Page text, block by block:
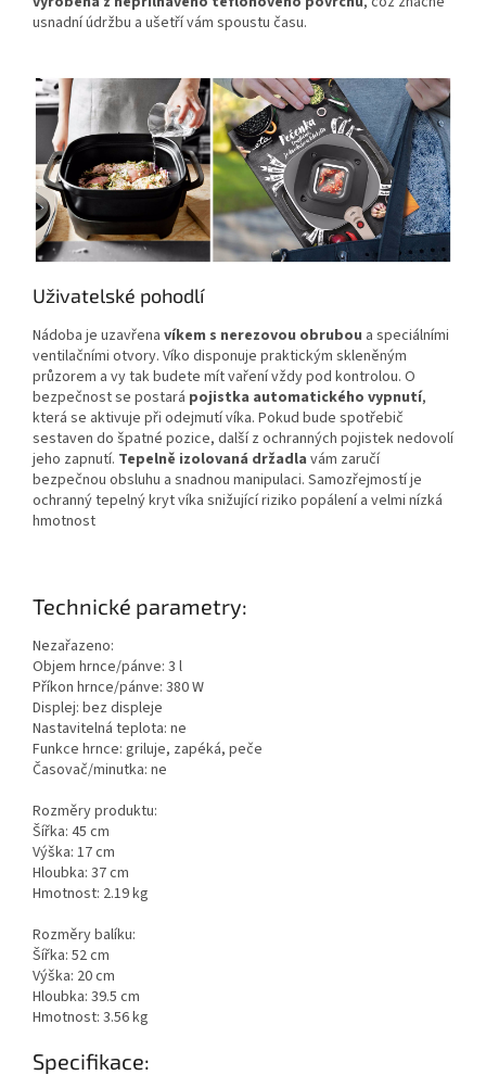
usnadní údržbu a ušetří vám spoustu času.
Uživatelské pohodlí
Nádoba je uzavřena víkem s nerezovou obrubou a speciálními
ventilačními otvory. Víko disponuje praktickým skleněným
průzorem a vy tak budete mít vaření vždy pod kontrolou. O
bezpečnost se postará pojistka automatického vypnutí,
která se aktivuje při odejmutí víka. Pokud bude spotřebič
sestaven do špatné pozice, další z ochranných pojistek nedovolí
jeho zapnutí. Tepelně izolovaná držadla vám zaručí
bezpečnou obsluhu a snadnou manipulaci. Samozřejmostí je
ochranný tepelný kryt víka snižující riziko popálení a velmi nízká
hmotnost
Technické parametry:
Nezařazeno:
Objem hrnce/pánve: 3 l
Příkon hrnce/pánve: 380 W
Displej: bez displeje
Nastavitelná teplota: ne
Funkce hrnce: griluje, zapéká, peče
Časovač/minutka: ne
Rozměry produktu:
Šířka: 45 cm
Výška: 17 cm
Hloubka: 37 cm
Hmotnost: 2.19 kg
Rozměry balíku:
Šířka: 52 cm
Výška: 20 cm
Hloubka: 39.5 cm
Hmotnost: 3.56 kg
Specifikace: